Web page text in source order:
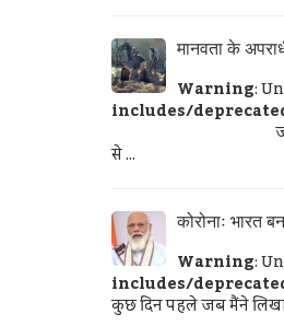
मानवता के
Warning:
includes/
जब से अमेरिकी
से ...
कोरोनाः भारत
Warning:
includes/
कुछ दिन पहले जब मैंने लिखा